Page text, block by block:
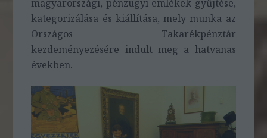
magyarországi, pénzügyi emlékek gyűjtése,
kategorizálása és kiállítása, mely munka az
Országos Takarékpénztár
kezdeményezésére indult meg a hatvanas
években.